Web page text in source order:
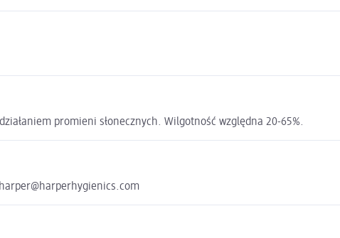
promieni słonecznych. Wilgotność względna 20-65%.